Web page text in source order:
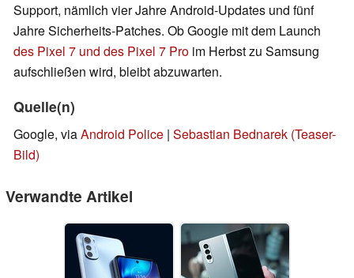
Support, nämlich vier Jahre Android-Updates und fünf
Jahre Sicherheits-Patches. Ob Google mit dem Launch
des Pixel 7 und des Pixel 7 Pro im Herbst zu Samsung
aufschließen wird, bleibt abzuwarten.
Quelle(n)
Google, viaAndroid Police | Sebastian Bednarek (Teaser-
Bild)
Verwandte Artikel